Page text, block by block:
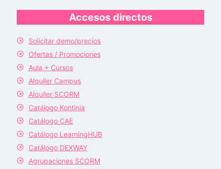
Accesos directos
Solicitar demo/precios
Ofertas / Promociones
Aula + Cursos
Alquiler Campus
Alquiler SCORM
Catálogo Kontinia
Catálogo CAE
Catálogo LearningHUB
Catálogo DEXWAY
Agrupaciones SCORM